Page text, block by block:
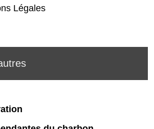
Légales